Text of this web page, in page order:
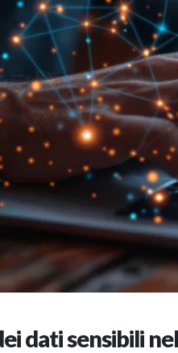
dati sensibili